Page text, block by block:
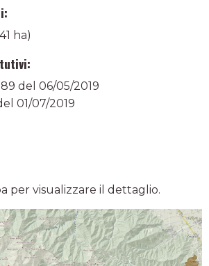
ha)
del 06/05/2019
01/07/2019
per visualizzare il dettaglio.